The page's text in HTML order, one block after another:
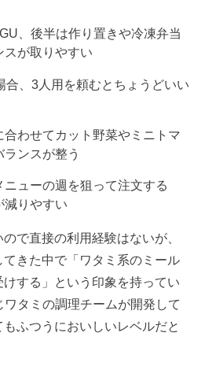
、後半は作り置きや冷凍弁当
スが取りやすい
合、3人用を頼むとちょうどいい
わせてカット野菜やミニトマ
ランスが整う
ューの週を狙って注文する
減りやすい
で直接の利用経験はないが、
てきた中で「ワタミ系のミール
する」という印象を持ってい
タミの調理チームが開発して
ふつうにおいしいレベルだと